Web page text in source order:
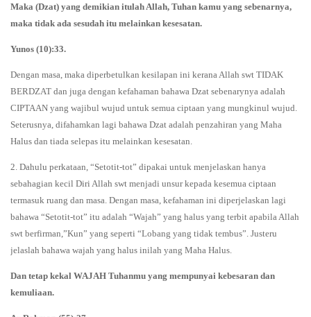
Maka (Dzat) yang demikian itulah Allah, Tuhan kamu yang sebenarnya,
maka tidak ada sesudah itu melainkan kesesatan.
Yunos (10):33.
Dengan masa, maka diperbetulkan kesilapan ini kerana Allah swt TIDAK
BERDZAT dan juga dengan kefahaman bahawa Dzat sebenarynya adalah
CIPTAAN yang wajibul wujud untuk semua ciptaan yang mungkinul wujud.
Seterusnya, difahamkan lagi bahawa Dzat adalah penzahiran yang Maha
Halus dan tiada selepas itu melainkan kesesatan.
2. Dahulu perkataan, “Setotit-tot” dipakai untuk menjelaskan hanya
sebahagian kecil Diri Allah swt menjadi unsur kepada kesemua ciptaan
termasuk ruang dan masa. Dengan masa, kefahaman ini diperjelaskan lagi
bahawa “Setotit-tot” itu adalah “Wajah” yang halus yang terbit apabila Allah
swt berfirman,”Kun” yang seperti “Lobang yang tidak tembus”. Justeru
jelaslah bahawa wajah yang halus inilah yang Maha Halus.
Dan tetap kekal WAJAH Tuhanmu yang mempunyai kebesaran dan
kemuliaan.